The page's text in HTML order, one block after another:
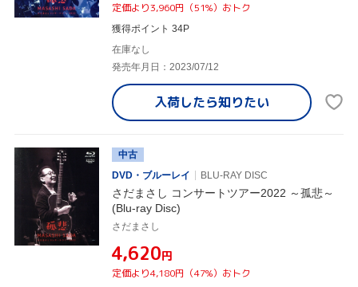
定価より3,960円（51%）おトク
獲得ポイント 34P
在庫なし
発売年月日：2023/07/12
入荷したら知りたい
中古
DVD・ブルーレイ
BLU-RAY DISC
さだまさし コンサートツアー2022 ～孤悲～
(Blu-ray Disc)
さだまさし
¥4,620円
定価より4,180円（47%）おトク